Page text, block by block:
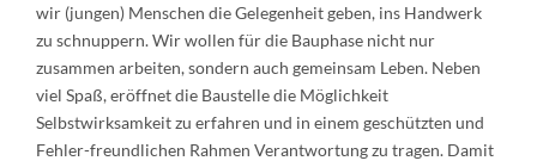
wir (jungen) Menschen die Gelegenheit geben, ins Handwerk
zu schnuppern. Wir wollen für die Bauphase nicht nur
zusammen arbeiten, sondern auch gemeinsam Leben. Neben
viel Spaß, eröffnet die Baustelle die Möglichkeit
Selbstwirksamkeit zu erfahren und in einem geschützten und
Fehler-freundlichen Rahmen Verantwortung zu tragen. Damit